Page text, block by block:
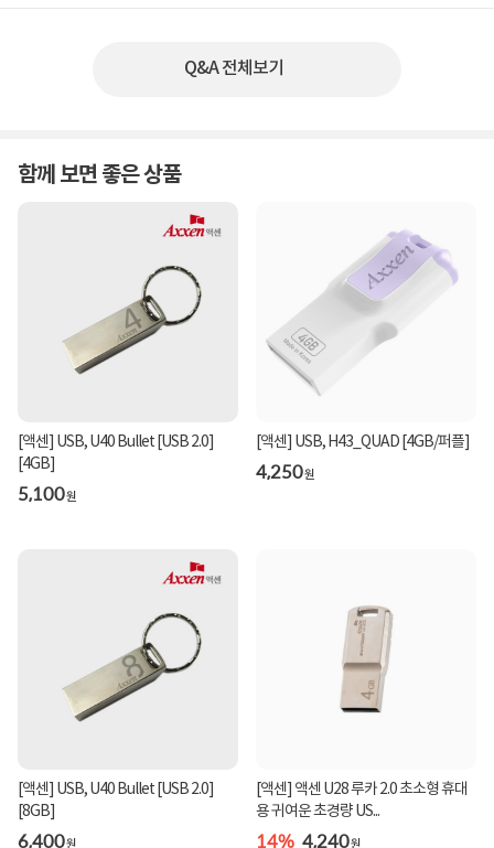
Q&A 전체보기
함께 보면 좋은 상품
[액센] USB, U40 Bullet [USB 2.0]
[4GB]
5,100원
[액센] USB, H43_QUAD [4GB/퍼플]
4,250원
[액센] USB, U40 Bullet [USB 2.0]
[8GB]
6,400원
[액센] 액센 U28 루카 2.0 초소형 휴대
용 귀여운 초경량 US...
14% 4,240원